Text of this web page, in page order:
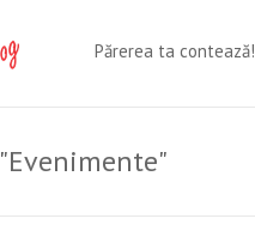
Părerea ta contează!